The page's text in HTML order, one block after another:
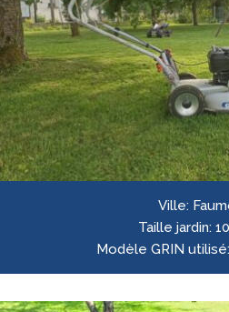
Ville:
Taille jardin:
Modèle GRIN utilisé: